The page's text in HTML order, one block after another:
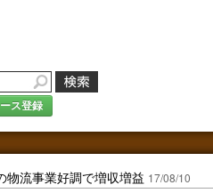
ス登録
物流事業好調で増収増益 17/08/10